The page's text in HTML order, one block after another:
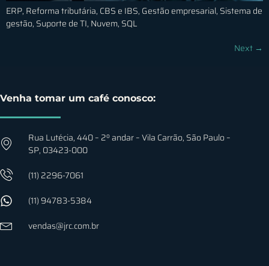
ERP, Reforma tributária, CBS e IBS, Gestão empresarial, Sistema de
gestão, Suporte de TI, Nuvem, SQL
Next →
Venha tomar um café conosco:
Rua Lutécia, 440 – 2º andar – Vila Carrão, São Paulo –
SP, 03423-000
(11) 2296-7061
(11) 94783-5384
vendas@jrc.com.br